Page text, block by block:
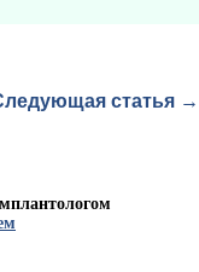
статья →